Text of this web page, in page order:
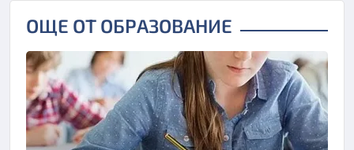
ОЩЕ ОТ ОБРАЗОВАНИЕ